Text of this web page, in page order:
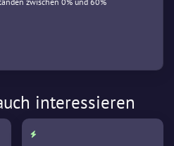
interessieren